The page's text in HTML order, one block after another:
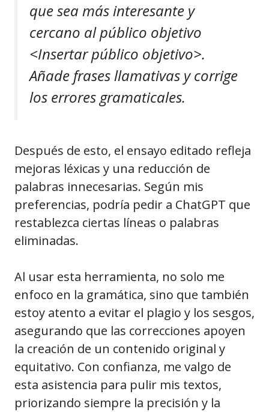
que sea más interesante y
cercano al público objetivo
<Insertar público objetivo>.
Añade frases llamativas y corrige
los errores gramaticales.
Después de esto, el ensayo editado refleja
mejoras léxicas y una reducción de
palabras innecesarias. Según mis
preferencias, podría pedir a ChatGPT que
restablezca ciertas líneas o palabras
eliminadas.
Al usar esta herramienta, no solo me
enfoco en la gramática, sino que también
estoy atento a evitar el plagio y los sesgos,
asegurando que las correcciones apoyen
la creación de un contenido original y
equitativo. Con confianza, me valgo de
esta asistencia para pulir mis textos,
priorizando siempre la precisión y la